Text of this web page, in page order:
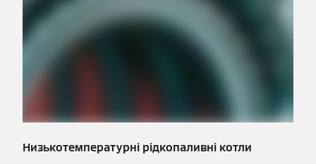
Низькотемпературні рідкопаливні котли